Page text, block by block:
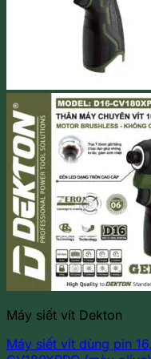
Máy siết vít Dekton
Máy siết vít dùng pin